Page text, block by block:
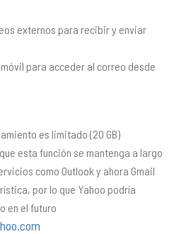
externos para recibir y enviar
para acceder al correo desde
es limitado (20 GB)
esta función se mantenga a largo
como Outlook y ahora Gmail
por lo que Yahoo podría
en el futuro